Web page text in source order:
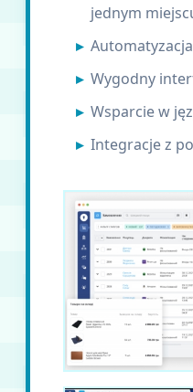
jednym
Wygodny
Wsparcie w
Integracje z